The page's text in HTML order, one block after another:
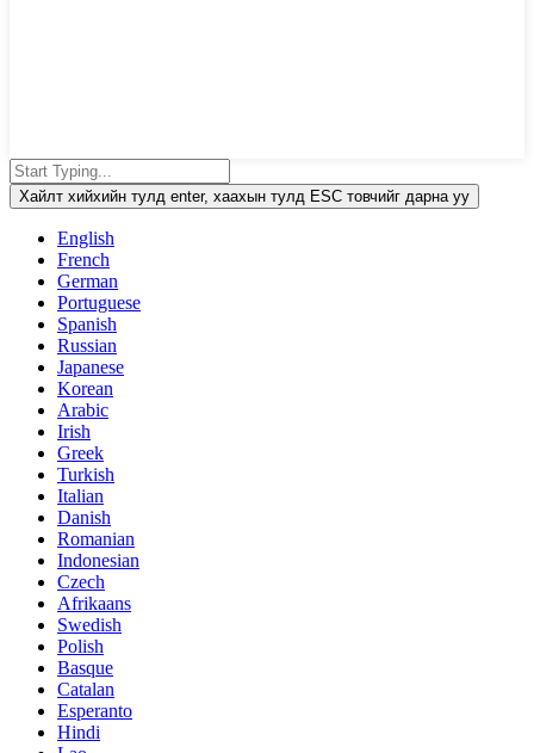
Хайлт хийхийн тулд enter, хаахын тулд ESC товчийг дарна уу
English
French
German
Portuguese
Spanish
Russian
Japanese
Korean
Arabic
Irish
Greek
Turkish
Italian
Danish
Romanian
Indonesian
Czech
Afrikaans
Swedish
Polish
Basque
Catalan
Esperanto
Hindi